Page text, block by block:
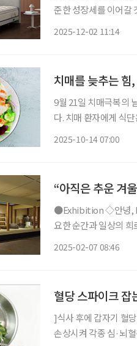
준한 성장세를 이어갈
2025-12-02 11:14
치매를 늦추는 힘
9월 21일 치매극복의
다. 치매 환자에게 식단은 단순히 ‘먹는 것’ 이상의 의미를 가진다. 치매 환자는 흔히 편식, 과
2025-10-14 07:00
“아직은 추운 겨
●Exhibition ◇안녕, K-술 일정 3월 3일까지 장소 인천광역시립박물관 술은 예부터 삶의 중
요한 순간과 일상의
2025-02-07 08:46
혈당 스파이크 잡
]식사 후에 갑자기 혈
손상시켜 각종 심·뇌